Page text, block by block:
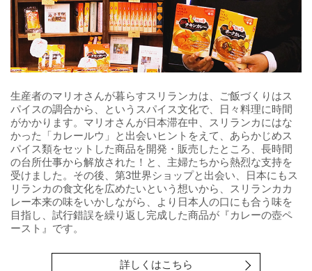
生産者のマリオさんが暮らすスリランカは、ご飯づくりはス
パイスの調合から、というスパイス文化で、日々料理に時間
がかかります。マリオさんが日本滞在中、スリランカにはな
かった「カレールウ」と出会いヒントをえて、あらかじめス
パイス類をセットした商品を開発・販売したところ、長時間
の台所仕事から解放された！と、主婦たちから熱烈な支持を
受けました。その後、第3世界ショップと出会い、日本にもス
リランカの食文化を広めたいという想いから、スリランカカ
レー本来の味をいかしながら、より日本人の口にも合う味を
目指し、試行錯誤を繰り返し完成した商品が『カレーの壺ペ
ースト』です。
詳しくはこちら